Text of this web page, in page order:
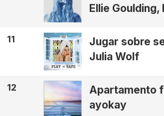
Ellie Goulding,
11
Jugar sobre
Julia Wolf
12
Apartamento
ayokay